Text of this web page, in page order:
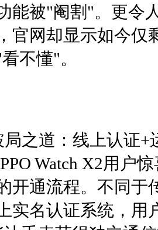
能被"阉割"。更令
官网却显示如今仅
不懂"。
局之道：线上认证
Watch X2用户
开通流程。不同于
实名认证系统，用